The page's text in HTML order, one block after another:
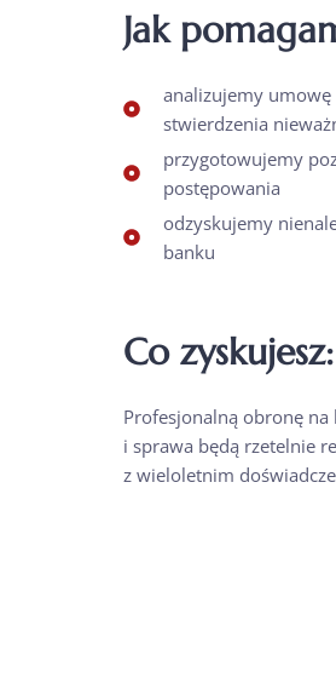
Jak
analizujemy
stwierdzenia
przygotowujemy
postępowania
odzyskujemy
banku
Co zyskujesz:
Profesjonalną obronę na
i sprawa będą rzetelnie
z wieloletnim